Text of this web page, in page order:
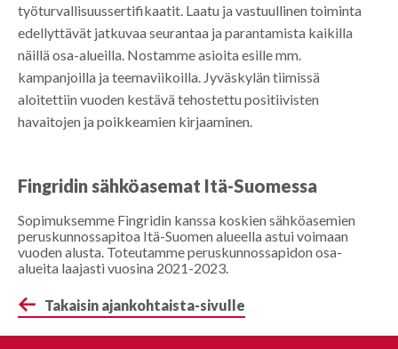
työturvallisuussertifikaatit. Laatu ja vastuullinen toiminta
edellyttävät jatkuvaa seurantaa ja parantamista kaikilla
näillä osa-alueilla. Nostamme asioita esille mm.
kampanjoilla ja teemaviikoilla. Jyväskylän tiimissä
aloitettiin vuoden kestävä tehostettu positiivisten
havaitojen ja poikkeamien kirjaaminen.
Fingridin sähköasemat Itä-Suomessa
Sopimuksemme Fingridin kanssa koskien sähköasemien
peruskunnossapitoa Itä-Suomen alueella astui voimaan
vuoden alusta. Toteutamme peruskunnossapidon osa-
alueita laajasti vuosina 2021-2023.
Takaisin ajankohtaista-sivulle